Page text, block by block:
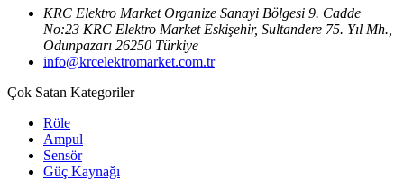
KRC Elektro Market Organize Sanayi Bölgesi 9. Cadde
No:23 KRC Elektro Market Eskişehir, Sultandere 75. Yıl Mh.,
Odunpazarı 26250 Türkiye
info@krcelektromarket.com.tr
Çok Satan Kategoriler
Röle
Ampul
Sensör
Güç Kaynağı